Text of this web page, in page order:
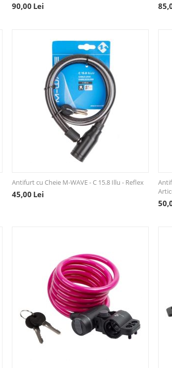
90,00 Lei
Antifurt cu Cheie M-WAVE - C 15.8 Illu - Reflex
45,00 Lei